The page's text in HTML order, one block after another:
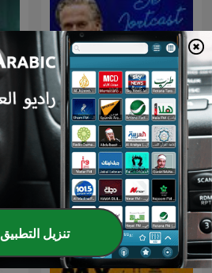
De Jortcast
تنزيل التطبيق